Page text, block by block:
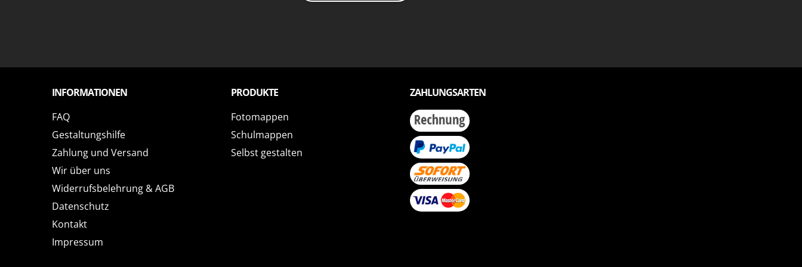
INFORMATIONEN
FAQ
Gestaltungshilfe
Zahlung und Versand
Wir über uns
Widerrufsbelehrung & AGB
Datenschutz
Kontakt
Impressum
PRODUKTE
Fotomappen
Schulmappen
Selbst gestalten
ZAHLUNGSARTEN